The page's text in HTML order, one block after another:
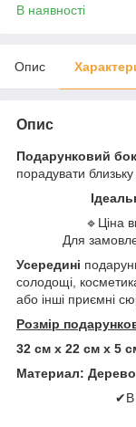
В наявності
Опис
Опис
Подарунковий
порадувати
🔹Ціна
Для
Усередині
солодощі,
або інші приємні
Розмір
32 см х 22 см х 5
Материал: Дерево
✔В